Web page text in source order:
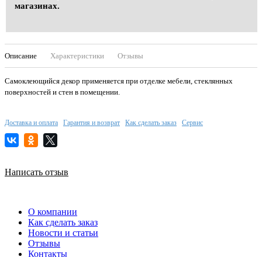
магазинах.
Описание Характеристики Отзывы
Самоклеющийся декор применяется при отделке мебели, стеклянных
поверхностей и стен в помещении.
Доставка и оплата Гарантия и возврат Как сделать заказ Сервис
Написать отзыв
О компании
Как сделать заказ
Новости и статьи
Отзывы
Контакты